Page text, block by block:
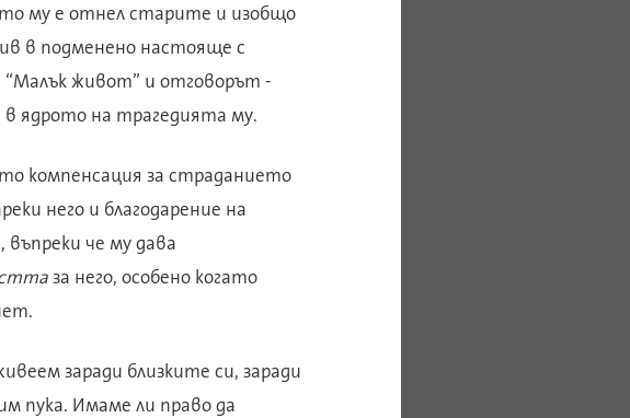
му е отнел старите и изобщо
в подменено настояще с
“Малък живот” и отговорът -
в ядрото на трагедията му.
компенсация за страданието
него и благодарение на
че му дава
за него, особено когато
заради близките си, заради
пука. Имаме ли право да